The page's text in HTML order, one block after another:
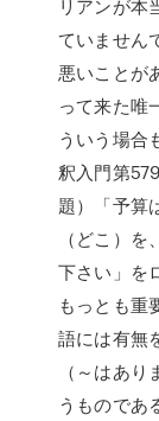
リアンが本
ていません
悪いことが
って来た唯
ういう場合
釈入門第
題）「予算
（どこ）
下さい」を
もっとも重
語には有無
（～はあ
うものであ